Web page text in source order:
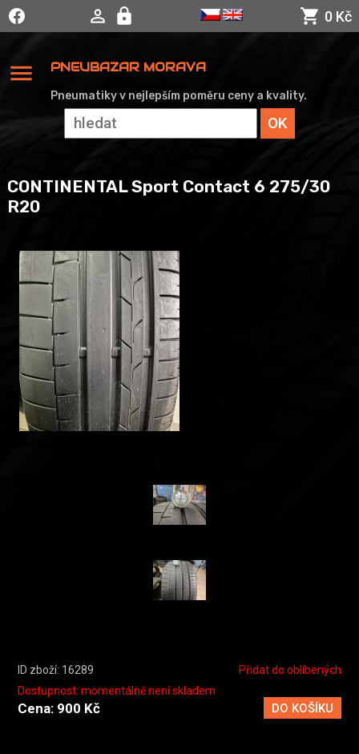
0 Kč
menu PNEUBAZAR MORAVA
Pneumatiky v nejlepším poměru ceny a kvality.
CONTINENTAL Sport Contact 6 275/30
R20
ID zboží: 16289
Přidat do oblíbených
Dostupnost: momentálně není skladem
Cena: 900 Kč DO KOŠÍKU